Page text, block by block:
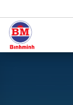
qua
nội
dung